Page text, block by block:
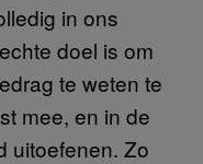
in ons
doel is om
te weten te
mee, en in de
uitoefenen. Zo